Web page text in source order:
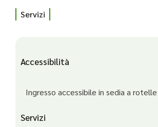
Servizi
Accessibilità
Ingresso accessibile in sedia a rotelle
Servizi